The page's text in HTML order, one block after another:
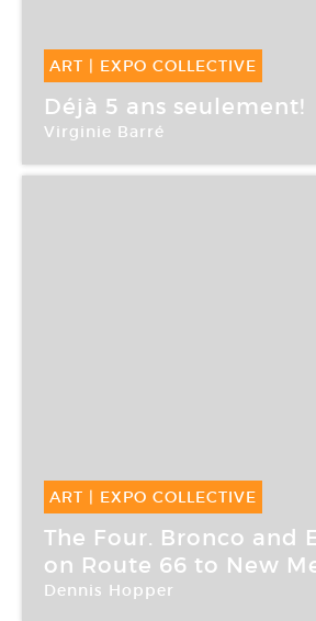
ART | EXPO COLLECTIVE
10 Mar -01 Avr 2006
Déjà 5 ans seulement!
Virginie Barré
ART | EXPO COLLECTIVE
09 Mar - 29 Avr
The Four. Bronco and
on Route 66 to New
Dennis Hopper